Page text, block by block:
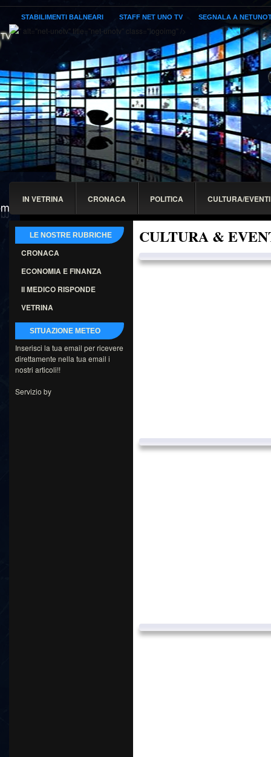
STABILIMENTI BALNEARI STAFF NET UNO TV SEGNALA A
" alt="net-unotv" title="net-unotv" class="logoimg" />
IN VETRINA CRONACA POLITICA CULTURA/EVENTI
LE NOSTRE RUBRICHE
CRONACA
ECONOMIA E FINANZA
Il MEDICO RISPONDE
VETRINA
SITUAZIONE METEO
Inserisci la tua email per ricevere
direttamente nella tua email i
nostri articoli!!
Servizio by
CULTURA &